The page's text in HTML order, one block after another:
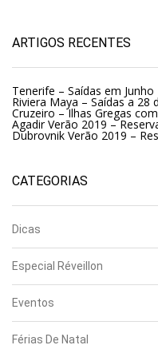
ARTIGOS RECENTES
Tenerife – Saídas em Junho
Riviera Maya – Saídas a 28
Cruzeiro – Ilhas Gregas
Agadir Verão 2019 –
Dubrovnik Verão 2019 –
CATEGORIAS
Dicas
Especial Réveillon
Eventos
Férias De Natal